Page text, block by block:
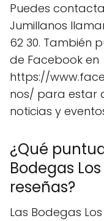
Puedes
Jumillanos
62 30. También
de Facebook en
https://
nos/ para estar
noticias y
¿Qué
Bodegas
reseñas?
Las Bodegas